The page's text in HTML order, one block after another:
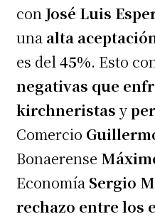
conJosé Luis
una alta
es del45%. Esto
negativas que
kirchneristas y
Comercio
Bonaerense
Economía Sergio
rechazo entre los